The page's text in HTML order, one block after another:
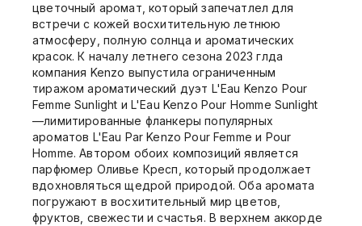
цветочный аромат, который запечатлел для
встречи с кожей восхитительную летнюю
атмосферу, полную солнца и ароматических
красок. К началу летнего сезона 2023 глда
компания Kenzo выпустила ограниченным
тиражом ароматический дуэт L'Eau Kenzo Pour
Femme Sunlight и L'Eau Kenzo Pour Homme Sunlight
—лимитированные фланкеры популярных
ароматов L'Eau Par Kenzo Pour Femme и Pour
Homme. Автором обоих композиций является
парфюмер Оливье Кресп, который продолжает
вдохновляться щедрой природой. Оба аромата
погружают в восхитительный мир цветов,
фруктов, свежести и счастья. В верхнем аккорде